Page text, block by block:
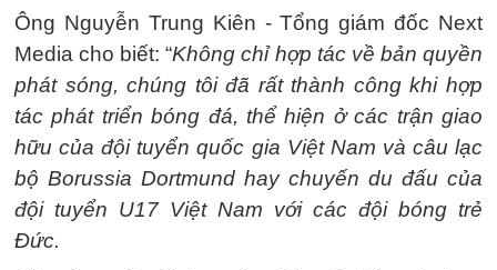
Ông Nguyễn Trung Kiên - Tổng giám đốc Next
Media cho biết: “Không chỉ hợp tác về bản quyền
phát sóng, chúng tôi đã rất thành công khi hợp
tác phát triển bóng đá, thể hiện ở các trận giao
hữu của đội tuyển quốc gia Việt Nam và câu lạc
bộ Borussia Dortmund hay chuyến du đấu của
đội tuyển U17 Việt Nam với các đội bóng trẻ
Đức.